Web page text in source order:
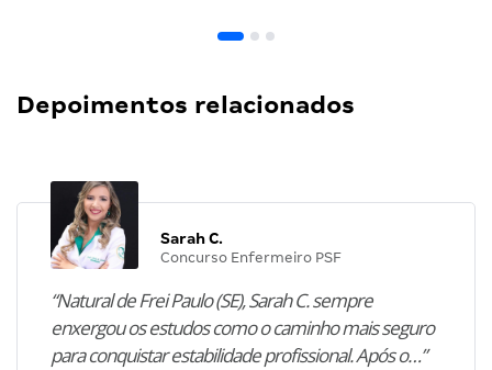
Depoimentos relacionados
Sarah C.
Concurso Enfermeiro PSF
“Natural de Frei Paulo (SE), Sarah C. sempre
enxergou os estudos como o caminho mais seguro
para conquistar estabilidade profissional. Após o…”